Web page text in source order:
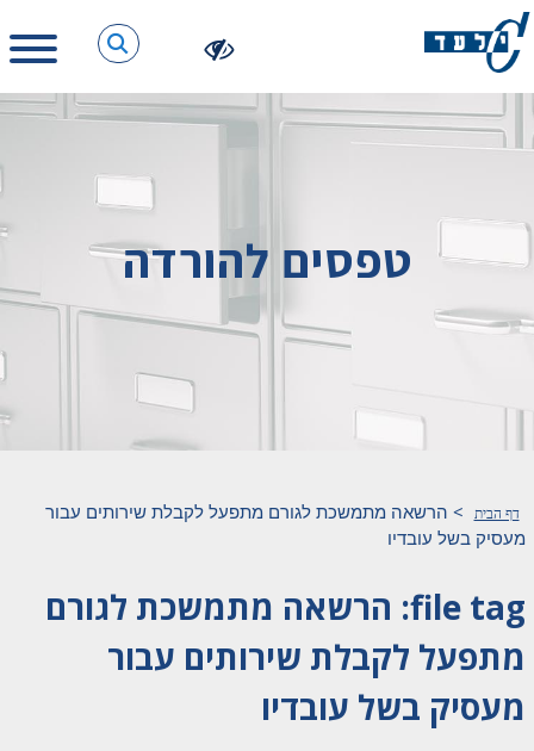
טפסים להורדה
דף הבית > הרשאה מתמשכת לגורם מתפעל לקבלת שירותים עבור
מעסיק בשל עובדיו
file tag: הרשאה מתמשכת לגורם
מתפעל לקבלת שירותים עבור
מעסיק בשל עובדיו